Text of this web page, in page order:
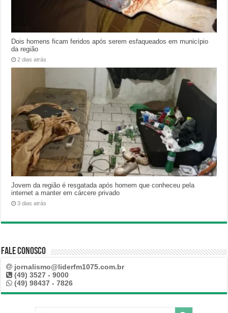
Dois homens ficam feridos após serem esfaqueados em município
da região
2 dias atrás
Jovem da região é resgatada após homem que conheceu pela
internet a manter em cárcere privado
3 dias atrás
Fale Conosco
jornalismo@liderfm1075.com.br
(49) 3527 - 9000
(49) 98437 - 7826